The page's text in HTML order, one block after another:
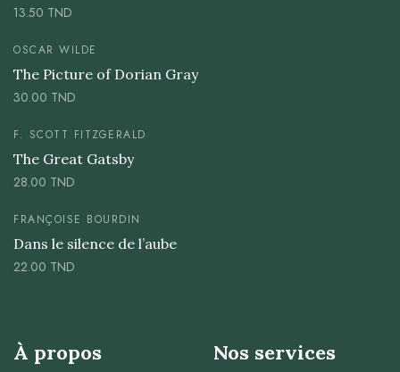
13.50 TND
OSCAR WILDE
The Picture of Dorian Gray
30.00 TND
F. SCOTT FITZGERALD
The Great Gatsby
28.00 TND
FRANÇOISE BOURDIN
Dans le silence de l’aube
22.00 TND
À propos Nos services